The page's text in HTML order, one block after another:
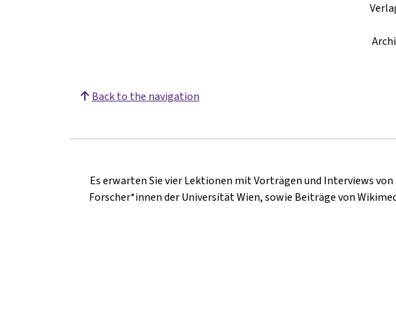
Back to the navigation
Es erwarten Sie vier Lektionen mit Vorträgen und Interviews
Forscher*innen der Universität Wien, sowie Beiträge von